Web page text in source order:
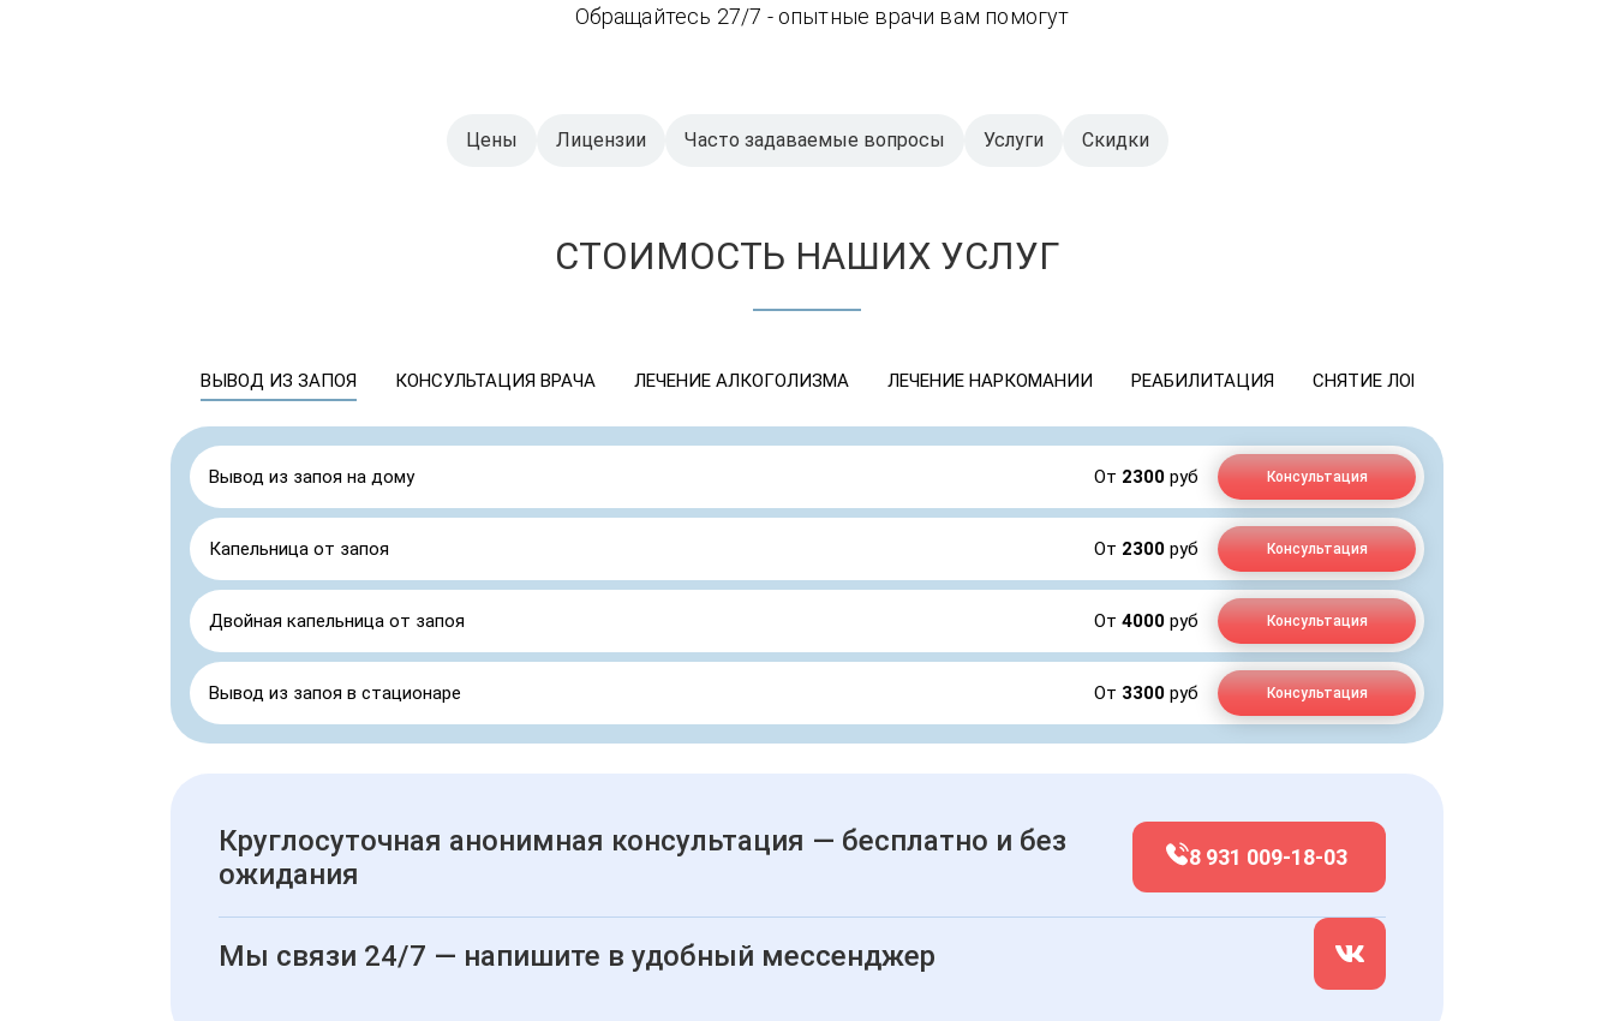
Обращайтесь 27/7 - опытные врачи вам помогут
Цены Лицензии Часто задаваемые вопросы Услуги Скидки
СТОИМОСТЬ НАШИХ УСЛУГ
ВЫВОД ИЗ ЗАПОЯ КОНСУЛЬТАЦИЯ ВРАЧА ЛЕЧЕНИЕ АЛКОГОЛИЗМА ЛЕЧЕНИЕ НАРКОМАНИИ РЕАБИЛИТАЦИЯ СНЯТИЕ ЛОМКИ
Вывод из запоя на дому От 2300 руб Консультация
Капельница от запоя От 2300 руб Консультация
Двойная капельница от запоя От 4000 руб Консультация
Вывод из запоя в стационаре От 3300 руб Консультация
Круглосуточная анонимная консультация — бесплатно и без
ожидания
8 931 009-18-03
Мы связи 24/7 — напишите в удобный мессенджер